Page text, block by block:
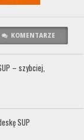
KOMENTARZE
– szybciej,
SUP